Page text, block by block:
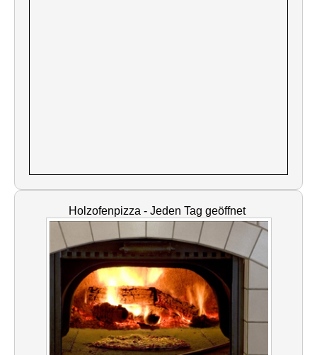
Holzofenpizza - Jeden Tag geöffnet